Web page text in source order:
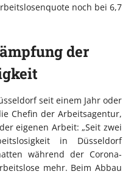
noch bei 6,7
der
seit einem Jahr oder
Chefin der Arbeitsagentur,
eigenen Arbeit: „Seit zwei
in Düsseldorf
während der Corona-
mehr. Beim Abbau